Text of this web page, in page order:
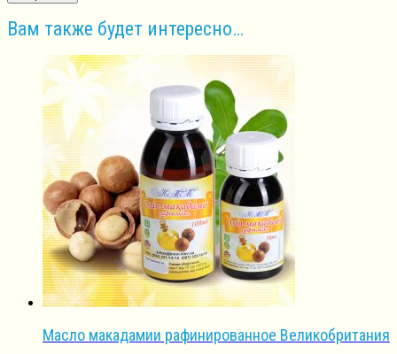
Вам также будет интересно…
Масло макадамии рафинированное Великобритания